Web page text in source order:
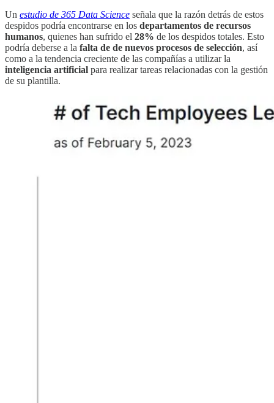
Un estudio de 365 Data Science señala que la razón detrás de estos
despidos podría encontrarse en los departamentos de recursos
humanos, quienes han sufrido el 28% de los despidos totales. Esto
podría deberse a la falta de de nuevos procesos de selección, así
como a la tendencia creciente de las compañías a utilizar la
inteligencia artificial para realizar tareas relacionadas con la gestión
de su plantilla.